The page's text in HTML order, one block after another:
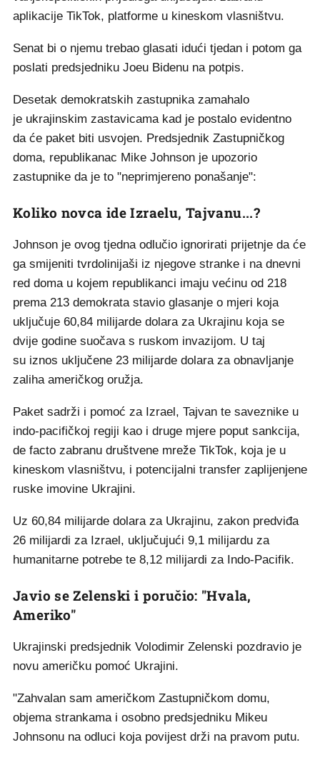
aplikacije TikTok, platforme u kineskom vlasništvu.
Senat bi o njemu trebao glasati idući tjedan i potom ga
poslati predsjedniku Joeu Bidenu na potpis.
Desetak demokratskih zastupnika zamahalo
je ukrajinskim zastavicama kad je postalo evidentno
da će paket biti usvojen. Predsjednik Zastupničkog
doma, republikanac Mike Johnson je upozorio
zastupnike da je to "neprimjereno ponašanje":
Koliko novca ide Izraelu, Tajvanu...?
Johnson je ovog tjedna odlučio ignorirati prijetnje da će
ga smijeniti tvrdolinijaši iz njegove stranke i na dnevni
red doma u kojem republikanci imaju većinu od 218
prema 213 demokrata stavio glasanje o mjeri koja
uključuje 60,84 milijarde dolara za Ukrajinu koja se
dvije godine suočava s ruskom invazijom. U taj
su iznos uključene 23 milijarde dolara za obnavljanje
zaliha američkog oružja.
Paket sadrži i pomoć za Izrael, Tajvan te saveznike u
indo-pacifičkoj regiji kao i druge mjere poput sankcija,
de facto zabranu društvene mreže TikTok, koja je u
kineskom vlasništvu, i potencijalni transfer zaplijenjene
ruske imovine Ukrajini.
Uz 60,84 milijarde dolara za Ukrajinu, zakon predviđa
26 milijardi za Izrael, uključujući 9,1 milijardu za
humanitarne potrebe te 8,12 milijardi za Indo-Pacifik.
Javio se Zelenski i poručio: "Hvala,
Ameriko"
Ukrajinski predsjednik Volodimir Zelenski pozdravio je
novu američku pomoć Ukrajini.
"Zahvalan sam američkom Zastupničkom domu,
objema strankama i osobno predsjedniku Mikeu
Johnsonu na odluci koja povijest drži na pravom putu.